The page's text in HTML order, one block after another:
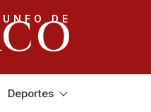
DE
Deportes